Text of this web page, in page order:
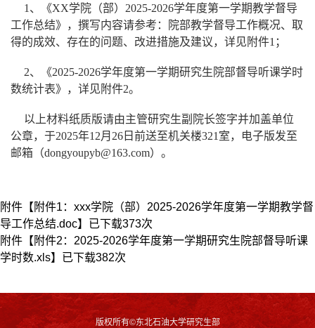
1、《XX学院（部）2025-2026学年度第一学期教学督导
工作总结》，撰写内容请参考：院部教学督导工作概况、取
得的成效、存在的问题、改进措施及建议，详见附件1；
2、《2025-2026学年度第一学期研究生院部督导听课学时
数统计表》，详见附件2。
以上材料纸质版请由主管研究生副院长签字并加盖单位
公章，于2025年12月26日前送至机关楼321室，电子版发至
邮箱（dongyoupyb@163.com）。
附件【 附件1：xxx学院（部）2025-2026学年度第一学期教学督
导工作总结.doc】已下载373次
附件【 附件2：2025-2026学年度第一学期研究生院部督导听课
学时数.xls】已下载382次
版权所有©东北石油大学研究生部